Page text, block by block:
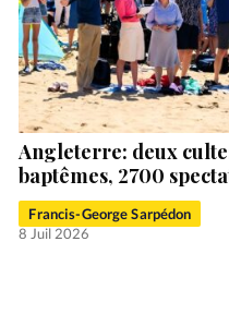
Angleterre: deux
baptêmes, 2700
Francis-George Sarpédon
8 Juil 2026